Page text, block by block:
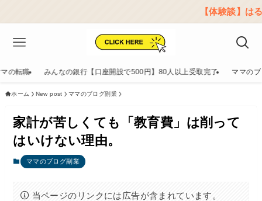
【体験談】はるママの
の転職 みんなの銀行【口座開設で500円】80人以上受取完了 ママの
ホーム New post ママのブログ副業
家計が苦しくても「教育費」は削って
はいけない理由。
ママのブログ副業
当ページのリンクには広告が含まれています。